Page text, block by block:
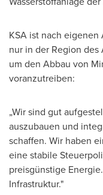
KSA ist nach
nur in der Region des
um den Abbau von
voranzutreiben:
„Wir sind gut
auszubauen und
schaffen. Wir haben
eine stabile
preisgünstige
Infrastruktur."